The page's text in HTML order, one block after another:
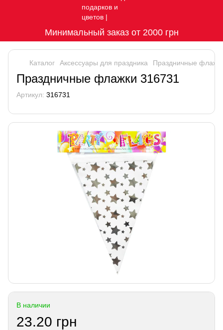
Минимальный заказ от 2000 грн
Каталог Аксессуары для праздника Праздничные
Праздничные флажки 316731
Артикул: 316731
В наличии
23.20 грн